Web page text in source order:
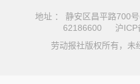
地址 ： 静安区昌平路700
62186600
沪
劳动报社版权所有，未